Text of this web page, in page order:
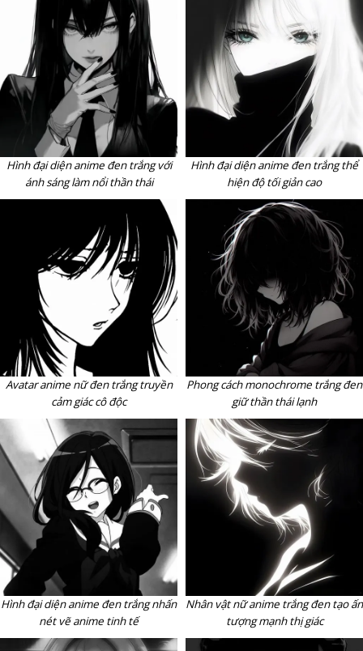
Hình đại diện anime đen trắng với
ánh sáng làm nổi thần thái
Hình đại diện anime đen trắng thể
hiện độ tối giản cao
Avatar anime nữ đen trắng truyền
cảm giác cô độc
Phong cách monochrome trắng đen
giữ thần thái lạnh
Hình đại diện anime đen trắng nhấn
nét vẽ anime tinh tế
Nhân vật nữ anime trắng đen tạo ấn
tượng mạnh thị giác